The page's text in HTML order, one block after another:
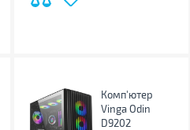
Комп'ютер
Vinga Odin
D9202